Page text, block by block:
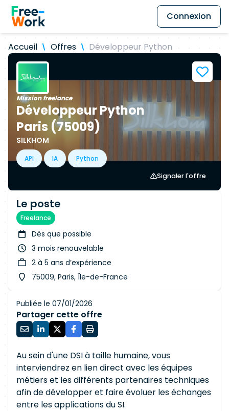
Connexion
Accueil Offres Développeur Python
Mission freelance
Développeur Python
Paris (75009)
SILKHOM
API IA
Python
Signaler l'offre
Le poste
Freelance
Dès que possible
3 mois renouvelable
2 à 5 ans d’expérience
75009, Paris, Île-de-France
Publiée le 07/01/2026
Partager cette offre
Au sein d'une DSI à taille humaine, vous
interviendrez en lien direct avec les équipes
métiers et les différents partenaires techniques
afin de développer et faire évoluer les échanges
entre les applications du SI.